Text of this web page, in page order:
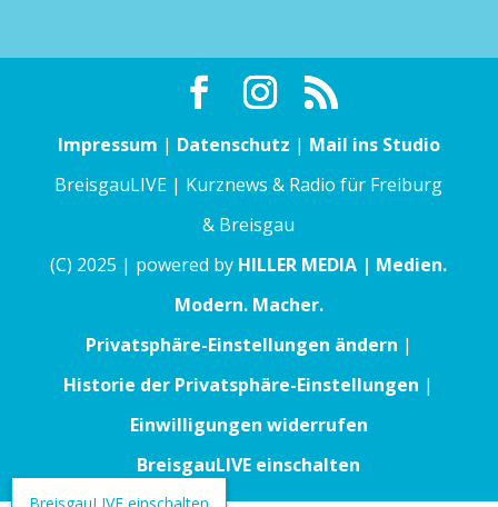
Impressum | Datenschutz | Mail ins Studio
BreisgauLIVE | Kurznews & Radio für Freiburg
& Breisgau
(C) 2025 | powered by HILLER MEDIA | Medien.
Modern. Macher.
Privatsphäre-Einstellungen ändern |
Historie der Privatsphäre-Einstellungen |
Einwilligungen widerrufen
BreisgauLIVE einschalten